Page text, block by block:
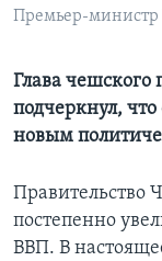
Языки
Премьер-министр
Глава чешского
подчеркнул,
новым
Правительство
постепенно
ВВП. В